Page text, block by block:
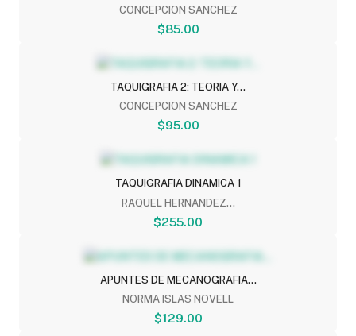
CONCEPCION SANCHEZ
$85.00
TAQUIGRAFIA 2: TEORIA Y...
CONCEPCION SANCHEZ
$95.00
TAQUIGRAFIA DINAMICA 1
RAQUEL HERNANDEZ...
$255.00
APUNTES DE MECANOGRAFIA...
NORMA ISLAS NOVELL
$129.00